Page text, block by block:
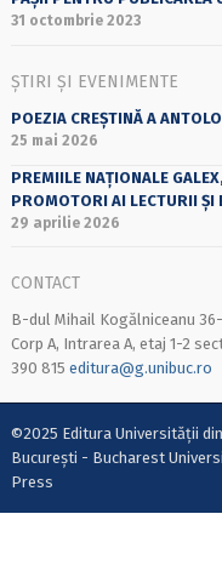
31 octombrie 2023
ȘTIRI ȘI EVENIMENTE
POEZIA CREȘTINĂ A
25 mai 2026
PREMIILE NAȚIONALE
PROMOTORI AI LECTURII ȘI
29 aprilie 2026
CONTACT
B-dul Mihail Kogălniceanu
Corp A, Intrarea A, etaj 1-2
390 815 editura@g.unibuc.ro
©2025 Editura Universității din
București - Bucharest
Press